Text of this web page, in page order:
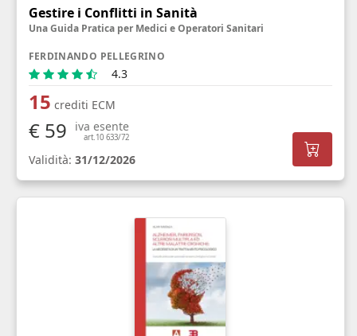
Gestire i Conflitti in Sanità
Una Guida Pratica per Medici e Operatori Sanitari
FERDINANDO PELLEGRINO
4.3
15 crediti ECM
€ 59 iva esente
art.10 633/72
Validità: 31/12/2026